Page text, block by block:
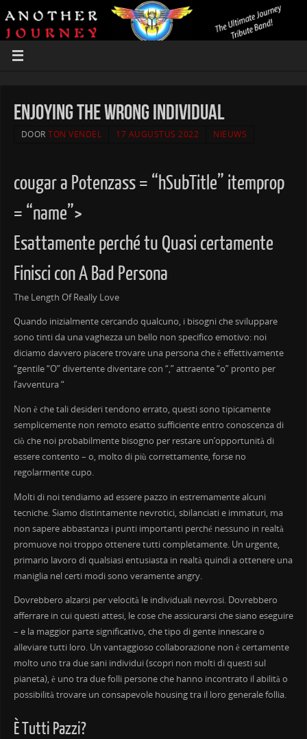
Enjoying The Wrong Individual
DOORTON VENDEL 17 AUGUSTUS 2022 NIEUWS
cougar a Potenzass = “hSubTitle” itemprop
= “name”>
Esattamente perché tu Quasi certamente
Finisci con A Bad Persona
The Length Of Really Love
Quando inizialmente cercando qualcuno, i bisogni che sviluppare
sono tinti da una vaghezza un bello non specifico emotivo: noi
diciamo davvero piacere trovare una persona che è effettivamente
“gentile “O” divertente diventare con “,” attraente “o” pronto per
l’avventura “
Non è che tali desideri tendono errato, questi sono tipicamente
semplicemente non remoto esatto sufficiente entro conoscenza di
ciò che noi probabilmente bisogno per restare un’opportunità di
essere contento – o, molto di più correttamente, forse no
regolarmente cupo.
Molti di noi tendiamo ad essere pazzo in estremamente alcuni
tecniche. Siamo distintamente nevrotici, sbilanciati e immaturi, ma
non sapere abbastanza i punti importanti perché nessuno in realtà
promuove noi troppo ottenere tutti completamente. Un urgente,
primario lavoro di qualsiasi entusiasta in realtà quindi a ottenere una
maniglia nel certi modi sono veramente angry.
Dovrebbero alzarsi per velocità le individuali nevrosi. Dovrebbero
afferrare in cui questi attesi, le cose che assicurarsi che siano eseguire
– e la maggior parte significativo, che tipo di gente innescare o
alleviare tutti loro. Un vantaggioso collaborazione non è certamente
molto uno tra due sani individui (scopri non molti di questi sul
pianeta), è uno tra due folli persone che hanno incontrato il abilità o
possibilità trovare un consapevole housing tra il loro generale follia.
È Tutti Pazzi?